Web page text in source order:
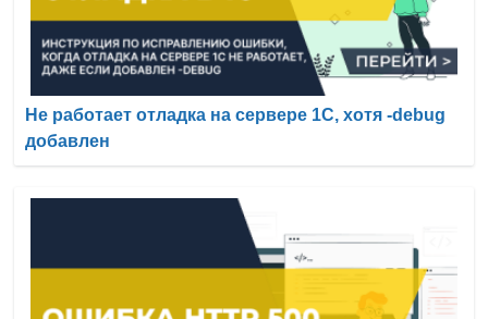
Не работает отладка на сервере 1С, хотя -debug
добавлен